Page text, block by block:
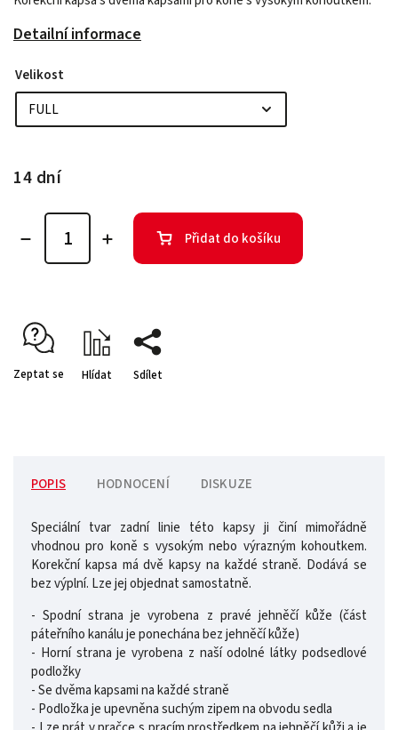
Detailní informace
Velikost
14 dní
Přidat do košíku
Zeptat se Hlídat Sdílet
POPIS HODNOCENÍ DISKUZE
Speciální tvar zadní linie této kapsy ji činí mimořádně
vhodnou pro koně s vysokým nebo výrazným kohoutkem.
Korekční kapsa má dvě kapsy na každé straně. Dodává se
bez výplní. Lze jej objednat samostatně.
- Spodní strana je vyrobena z pravé jehněčí kůže (část
páteřního kanálu je ponechána bez jehněčí kůže)
- Horní strana je vyrobena z naší odolné látky podsedlové
podložky
- Se dvěma kapsami na každé straně
- Podložka je upevněna suchým zipem na obvodu sedla